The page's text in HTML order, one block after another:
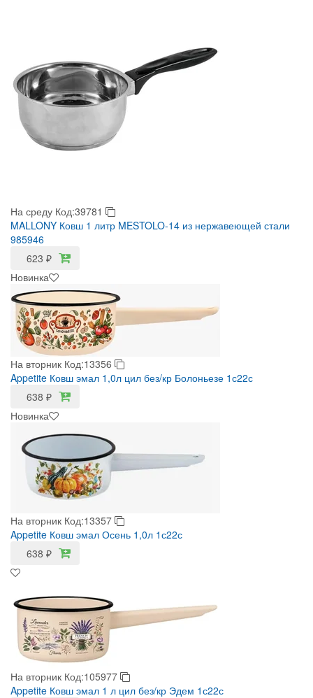
На среду Код:39781
MALLONY Ковш 1 литр MESTOLO-14 из нержавеющей стали
985946
623 ₽
Новинка
На вторник Код:13356
Appetite Ковш эмал 1,0л цил без/кр Болоньезе 1с22с
638 ₽
Новинка
На вторник Код:13357
Appetite Ковш эмал Осень 1,0л 1с22с
638 ₽
На вторник Код:105977
Appetite Ковш эмал 1 л цил без/кр Эдем 1с22с